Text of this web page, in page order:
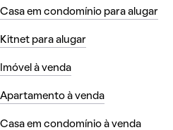
Casa em condomínio para alugar
Kitnet para alugar
Imóvel à venda
Apartamento à venda
Casa em condomínio à venda